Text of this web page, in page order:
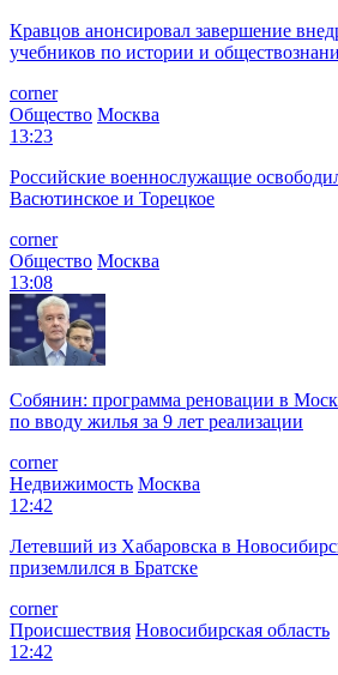
Кравцов анонсировал завершение
учебников по истории и
corner
Общество Москва
13:23
Российские военнослужащие
Васютинское и Торецкое
corner
Общество Москва
13:08
Собянин: программа реновации в
по вводу жилья за 9 лет реализации
corner
Недвижимость Москва
12:42
Летевший из Хабаровска в
приземлился в Братске
corner
Происшествия Новосибирская область
12:42